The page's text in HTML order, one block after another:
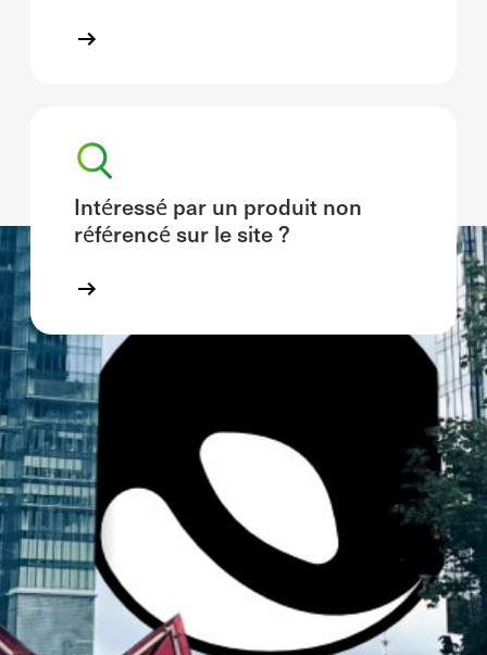
Intéressé par un produit non
référencé sur le site ?